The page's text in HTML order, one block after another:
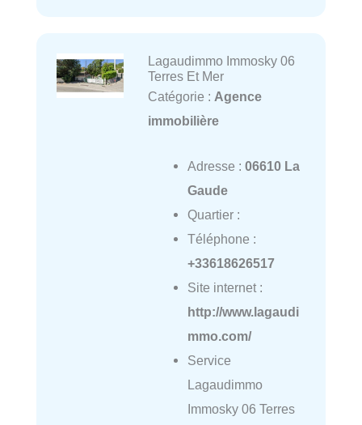
Lagaudimmo Immosky 06
Terres Et Mer
Catégorie : Agence
immobilière
Adresse : 06610 La
Gaude
Quartier :
Téléphone :
+33618626517
Site internet :
http://www.lagaudi
mmo.com/
Service
Lagaudimmo
Immosky 06 Terres